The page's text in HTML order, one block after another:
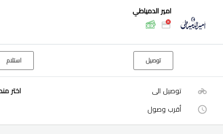
امير الدمياطي
توصيل استلام
توصيل الى اختر
أقرب وصول